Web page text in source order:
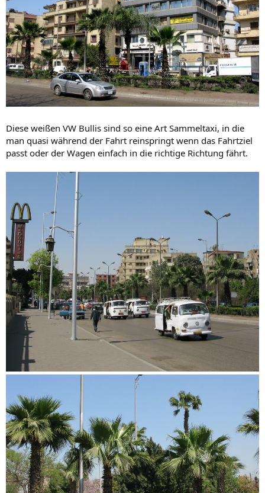
Diese weißen VW Bullis sind so eine Art Sammeltaxi, in die
man quasi während der Fahrt reinspringt wenn das Fahrtziel
passt oder der Wagen einfach in die richtige Richtung fährt.